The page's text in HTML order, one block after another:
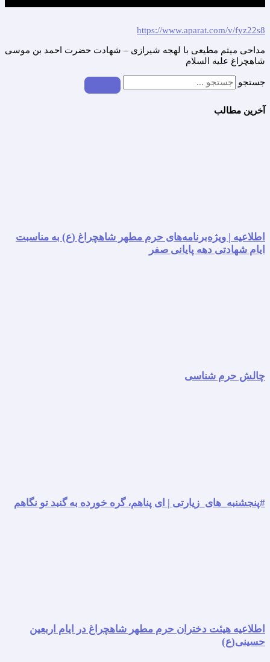
https://www.aparat.com/v/fyz22s8
مداحی میثم مطیعی با لهجه شیرازی – شهادت حضرت احمد بن موسی
شاهچراغ علیه السلام
جستجو
آخرین مطالب
اطلاعیه | ویژه‌برنامه‌های حرم مطهر شاهچراغ (ع) به مناسبت
ایام شهادتی دهه پایانی صفر
چالش حرم شناسی
#پنجشنبه_های_زیارتی | ای پناهم، گره خورده به گنبد تو نگاهم
اطلاعیه هیئت دختران حرم مطهر شاهچراغ در ایام اربعین
حسینی(ع)